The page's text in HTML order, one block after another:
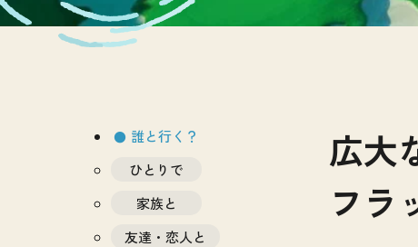
誰と行く？
ひとりで
家族と
友達・恋人と
広大
フラ